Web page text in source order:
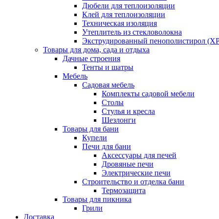
Дюбели для теплоизоляции
Клей для теплоизоляции
Техническая изоляция
Утеплитель из стекловолокна
Экструдированный пенополистирол
Товары для дома, сада и отдыха
Дачные строения
Тенты и шатры
Мебель
Садовая мебель
Комплекты садовой мебели
Столы
Стулья и кресла
Шезлонги
Товары для бани
Купели
Печи для бани
Аксессуары для печей
Дровяные печи
Электрические печи
Строительство и отделка бани
Термозащита
Товары для пикника
Грили
Доставка